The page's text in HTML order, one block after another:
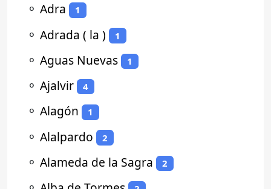
⚬ Adra 1
⚬ Adrada ( la ) 1
⚬ Aguas Nuevas 1
⚬ Ajalvir 4
⚬ Alagón 1
⚬ Alalpardo 2
⚬ Alameda de la Sagra 2